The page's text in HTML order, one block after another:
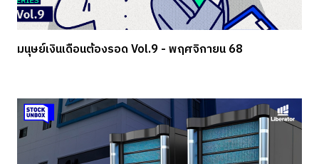
มนุษย์เงินเดือนต้องรอด Vol.9 - พฤศจิกายน 68